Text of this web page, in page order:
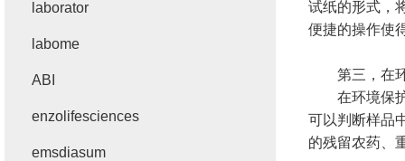
试纸的形式，
便捷的操作使
第三，在环
在环境保护
可以判断样品
的残留农药、
laborator
labome
ABI
enzolifesciences
emsdiasum